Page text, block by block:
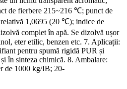
de fierbere 215~216 ℃; punct de
1,0695 (20 ℃); indice de
complet în apă. Se dizolvă ușor
eter etilic, benzen etc. 7. Aplicații:
pentru spumă rigidă PUR și
în sinteza chimică. 8. Ambalare:
de 1000 kg/IB; 20-